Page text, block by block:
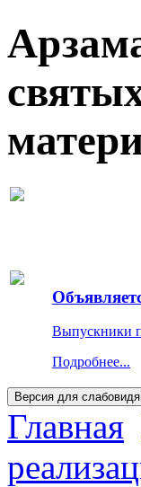
Выпускники
Подробнее...
Главная